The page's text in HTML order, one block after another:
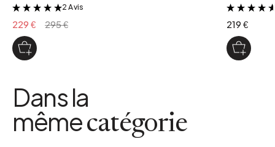
&
2 Avis
229 € 295 € 219 €
Dans la
mêmecatégorie